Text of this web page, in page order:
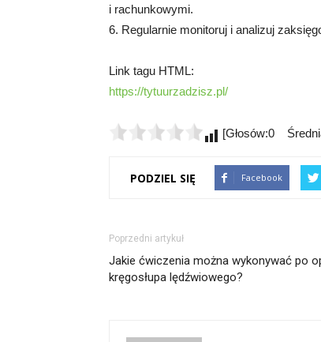
i rachunkowymi.
6. Regularnie monitoruj i analizuj
Link tagu HTML:
https://tytuurzadzisz.pl/
[Głosów:0
PODZIEL SIĘ Facebook
Poprzedni artykuł
Jakie ćwiczenia można wykonywać po
kręgosłupa lędźwiowego?